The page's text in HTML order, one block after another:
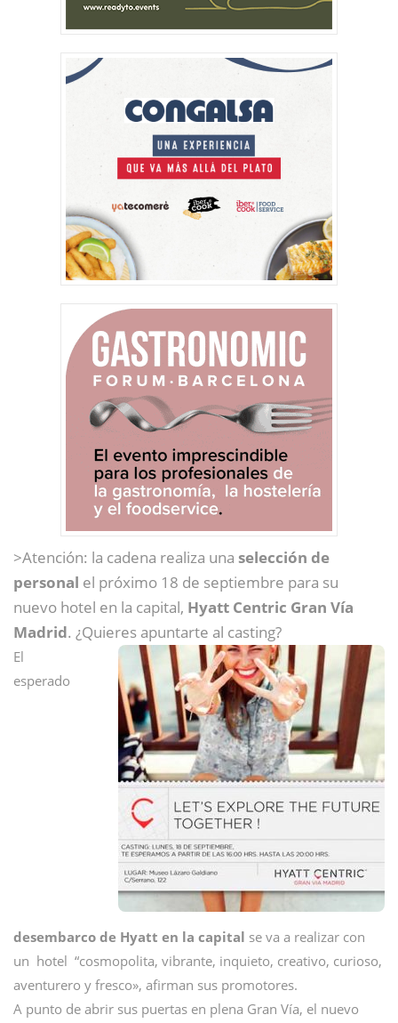
>Atención: la cadena realiza una selección de
personal el próximo 18 de septiembre para su
nuevo hotel en la capital, Hyatt Centric Gran Vía
Madrid. ¿Quieres apuntarte al casting?
El
esperado
desembarco de Hyatt en la capital se va a realizar con
un hotel “cosmopolita, vibrante, inquieto, creativo, curioso,
aventurero y fresco», afirman sus promotores.
A punto de abrir sus puertas en plena Gran Vía, el nuevo